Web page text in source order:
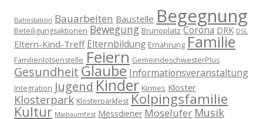
Bahnstation Bauarbeiten Baustelle Begegnung
Beteiligungsaktionen Bewegung Brunoplatz Corona DRK DSL
Eltern-Kind-Treff Elternbildung Ernährung Familie
Familienlotsenstelle Feiern GemeindeschwesterPlus
Gesundheit Glaube Informationsveranstaltung
Integration Jugend Kinder Kirmes Kloster
Klosterpark Klosterparkfest Kolpingsfamilie
Kultur Maibaumfest Messdiener Moselufer Musik